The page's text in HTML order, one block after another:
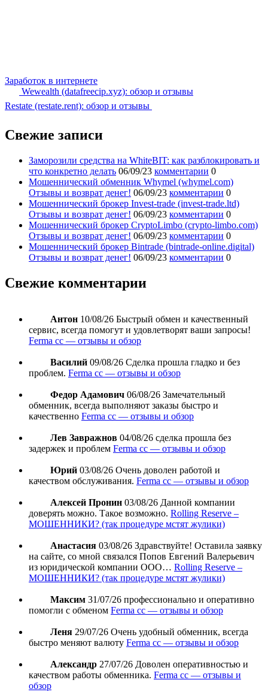
Заработок в интернете
Wewealth (datafreecip.xyz): обзор и отзывы
Restate (restate.rent): обзор и отзывы
Свежие записи
Заморозили средства на WhiteBIT: как разблокировать и
что конкретно делать 06/09/23 комментарии 0
Мошеннический обменник Whymel (whymel.com)
Отзывы и возврат денег! 06/09/23 комментарии 0
Мошеннический брокер Invest-trade (invest-trade.ltd)
Отзывы и возврат денег! 06/09/23 комментарии 0
Мошеннический брокер CryptoLimbo (crypto-limbo.com)
Отзывы и возврат денег! 06/09/23 комментарии 0
Мошеннический брокер Bintrade (bintrade-online.digital)
Отзывы и возврат денег! 06/09/23 комментарии 0
Свежие комментарии
Антон 10/08/26 Быстрый обмен и качественный
сервис, всегда помогут и удовлетворят ваши запросы!
Ferma cc — отзывы и обзор
Василий 09/08/26 Сделка прошла гладко и без
проблем. Ferma cc — отзывы и обзор
Федор Адамович 06/08/26 Замечательный
обменник, всегда выполняют заказы быстро и
качественно Ferma cc — отзывы и обзор
Лев Завражнов 04/08/26 сделка прошла без
задержек и проблем Ferma cc — отзывы и обзор
Юрий 03/08/26 Очень доволен работой и
качеством обслуживания. Ferma cc — отзывы и обзор
Алексей Пронин 03/08/26 Данной компании
доверять можно. Такое возможно. Rolling Reserve –
МОШЕННИКИ? (так процедуре мстят жулики)
Анастасия 03/08/26 Здравствуйте! Оставила заявку
на сайте, со мной связался Попов Евгений Валерьевич
из юридической компании ООО… Rolling Reserve –
МОШЕННИКИ? (так процедуре мстят жулики)
Максим 31/07/26 профессионально и оперативно
помогли с обменом Ferma cc — отзывы и обзор
Леня 29/07/26 Очень удобный обменник, всегда
быстро меняют валюту Ferma cc — отзывы и обзор
Александр 27/07/26 Доволен оперативностью и
качеством работы обменника. Ferma cc — отзывы и
обзор